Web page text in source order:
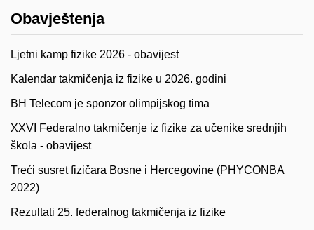
Obavještenja
Ljetni kamp fizike 2026 - obavijest
Kalendar takmičenja iz fizike u 2026. godini
BH Telecom je sponzor olimpijskog tima
XXVI Federalno takmičenje iz fizike za učenike srednjih
škola - obavijest
Treći susret fizičara Bosne i Hercegovine (PHYCONBA
2022)
Rezultati 25. federalnog takmičenja iz fizike